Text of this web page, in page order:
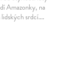
Amazonky, na
lidských srdcí.…